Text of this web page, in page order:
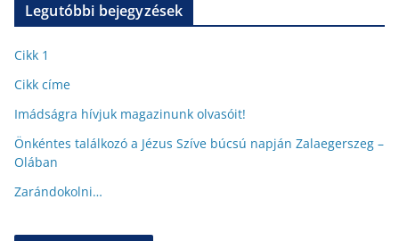
Legutóbbi bejegyzések
Cikk 1
Cikk címe
Imádságra hívjuk magazinunk olvasóit!
Önkéntes találkozó a Jézus Szíve búcsú napján Zalaegerszeg –
Olában
Zarándokolni…